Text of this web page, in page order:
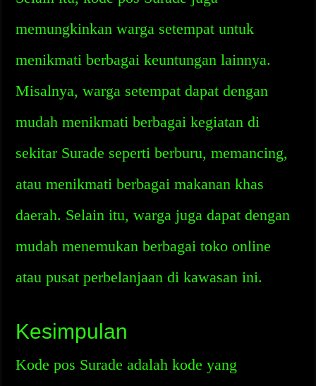
memungkinkan warga setempat untuk
menikmati berbagai keuntungan lainnya.
Misalnya, warga setempat dapat dengan
mudah menikmati berbagai kegiatan di
sekitar Surade seperti berburu, memancing,
atau menikmati berbagai makanan khas
daerah. Selain itu, warga juga dapat dengan
mudah menemukan berbagai toko online
atau pusat perbelanjaan di kawasan ini.
Kesimpulan
Kode pos Surade adalah kode yang